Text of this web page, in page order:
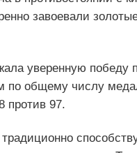
завоевали
уверенную победу
общему числу
против 97.